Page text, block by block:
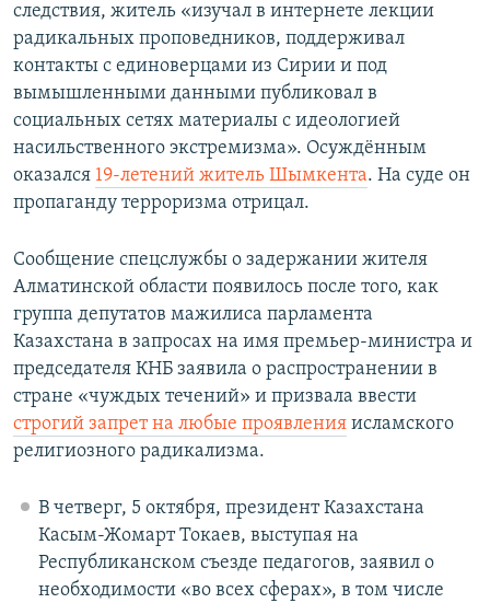
следствия, житель «изучал в интернете лекции
радикальных проповедников, поддерживал
контакты с единоверцами из Сирии и под
вымышленными данными публиковал в
социальных сетях материалы с идеологией
насильственного экстремизма». Осуждённым
оказался 19-летений житель Шымкента. На суде он
пропаганду терроризма отрицал.
Сообщение спецслужбы о задержании жителя
Алматинской области появилось после того, как
группа депутатов мажилиса парламента
Казахстана в запросах на имя премьер-министра и
председателя КНБ заявила о распространении в
стране «чуждых течений» и призвала ввести
строгий запрет на любые проявления исламского
религиозного радикализма.
В четверг, 5 октября, президент Казахстана
Касым-Жомарт Токаев, выступая на
Республиканском съезде педагогов, заявил о
необходимости «во всех сферах», в том числе